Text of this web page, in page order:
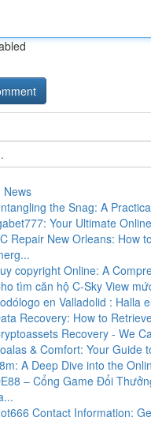
News
the Snag: A
Your Ultimate
Repair New Orleans: How
copyright Online: A
tìm căn hộ C-Sky View
en Valladolid : Halla
Recovery: How to
Recovery - We
& Comfort: Your Guide
A Deep Dive into the
– Cổng Game Đổi
Contact Information: